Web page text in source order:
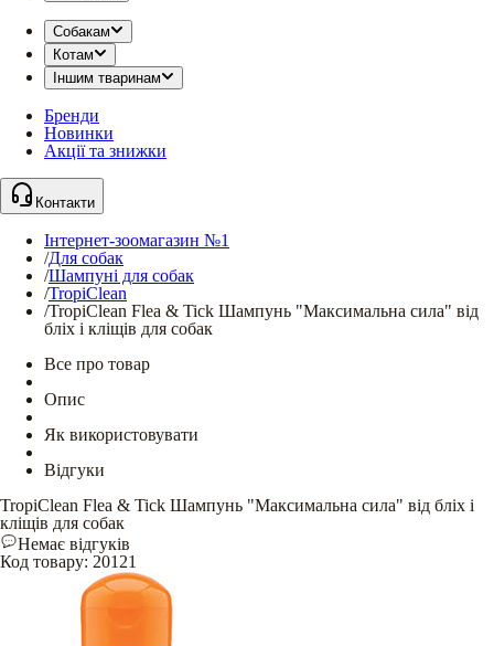
Собакам
Котам
Іншим тваринам
Бренди
Новинки
Акції та знижки
Контакти
Інтернет-зоомагазин №1
/Для собак
/Шампуні для собак
/TropiClean
/TropiClean Flea & Tick Шампунь "Максимальна сила" від
бліх і кліщів для собак
Все про товар
Опис
Як використовувати
Відгуки
TropiClean Flea & Tick Шампунь "Максимальна сила" від бліх і
кліщів для собак
Немає відгуків
Код товару: 20121